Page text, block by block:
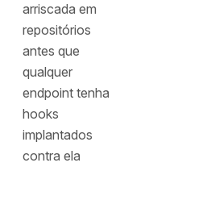
arriscada em
repositórios
antes que
qualquer
endpoint tenha
hooks
implantados
contra ela